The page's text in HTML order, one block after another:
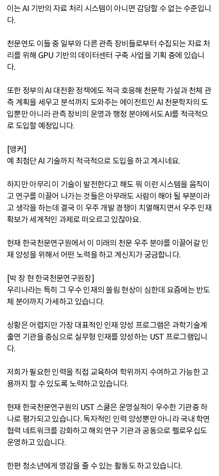
이는 AI 기반의 자료 처리 시스템이 아니면 감당할 수 없는 수준입니
다.
천문연도 이들 중 일부와 다른 관측 장비들로부터 수집되는 자료 처
리를 위해 GPU 기반의 데이터센터 구축 사업을 기획 중에 있습니
다.
또한 정부의 AI 대전환 정책에도 적극 호응해 천문학 가설과 천체 관
측 계획을 세우고 분석까지 도와주는 에이전트인 AI 천문학자의 도
입뿐만 아니라 관측 장비의 운영과 행정 분야에서도 AI를 적극적으
로 도입할 예정입니다.
[앵커]
예 최첨단 AI 기술까지 적극적으로 도입을 하고 계시네요.
하지만 아무리 이 기술이 발전한다고 해도 뭐 이런 시스템을 움직이
고 연구를 이끌어 나가는 것들은 아무래도 사람이 해야 될 부분이라
고 생각을 하는데 결국 이 우주 개발 경쟁이 치열해지면서 우주 인재
확보가 세계적인 과제로 떠오르고 있잖아요.
현재 한국천문연구원에서 이 미래의 천문 우주 분야를 이끌어갈 인
재 양성을 위해서 어떤 노력을 하고 계신지가 궁금합니다.
[박 장 현 한국천문연구원장]
우리나라는 특히 그 우수 인재의 쏠림 현상이 심한데 요즘에는 반도
체 분야까지 가세하고 있습니다.
상황은 어렵지만 가장 대표적인 인재 양성 프로그램은 과학기술계
출연 기관을 중심으로 실무형 인재를 양성하는 UST 프로그램입니
다.
저희가 필요한 인력을 직접 교육하여 학위까지 수여하고 가능한 고
용까지 할 수 있도록 노력하고 있습니다.
현재 한국천문연구원의 UST 스쿨은 운영실적이 우수한 기관중 하
나로 평가되고 있습니다. 독자적인 인력 양성뿐만 아니라 국내 학연
협력 네트워크를 강화하고 해외 연구 기관과 공동으로 펠로우십도
운영하고 있습니다.
한편 청소년에게 영감을 줄 수 있는 활동도 하고 있습니다.